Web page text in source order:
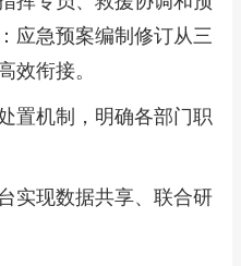
应急预案编制修订从三
效衔接。
置机制，明确各部门职
实现数据共享、联合研